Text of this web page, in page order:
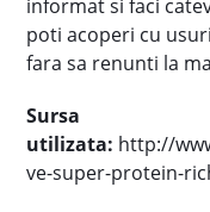
informat si faci
poti acoperi cu
fara sa renunti la
Sursa
utilizata: http://
ve-super-protein-